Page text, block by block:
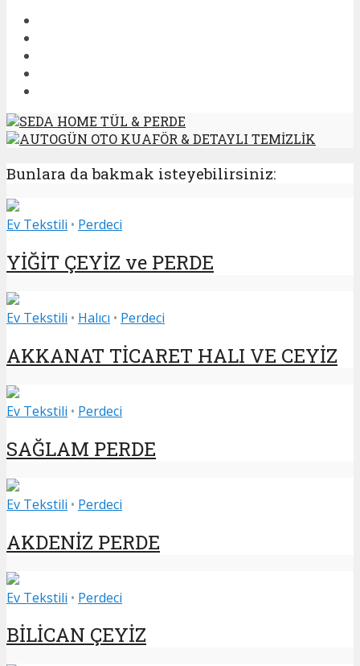
SEDA HOME TÜL & PERDE
AUTOGÜN OTO KUAFÖR & DETAYLI TEMİZLİK
Bunlara da bakmak isteyebilirsiniz:
Ev Tekstili • Perdeci
YİĞİT ÇEYİZ ve PERDE
Ev Tekstili • Halıcı • Perdeci
AKKANAT TİCARET HALI VE CEYİZ
Ev Tekstili • Perdeci
SAĞLAM PERDE
Ev Tekstili • Perdeci
AKDENİZ PERDE
Ev Tekstili • Perdeci
BİLİCAN ÇEYİZ